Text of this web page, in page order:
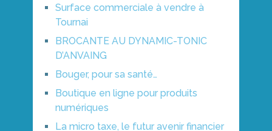
Surface commerciale à vendre à
Tournai
BROCANTE AU DYNAMIC-TONIC
D’ANVAING
Bouger, pour sa santé…
Boutique en ligne pour produits
numériques
La micro taxe, le futur avenir financier